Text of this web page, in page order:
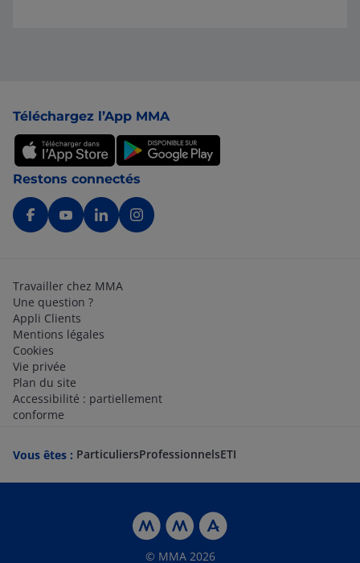
Téléchargez l’App MMA
Restons connectés
Travailler chez MMA
Une question ?
Appli Clients
Mentions légales
Cookies
Vie privée
Plan du site
Accessibilité : partiellement
conforme
Vous êtes : ParticuliersProfessionnelsETI
© MMA 2026